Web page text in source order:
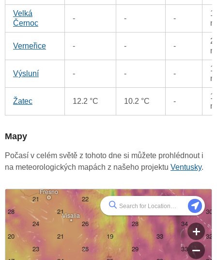
Velká
Černoc
- - -
Verneřice - - -
Výsluní - - -
Žatec 12.2 °C 10.2 °C -
Mapy
Počasí v celém světě z tohoto dne si můžete prohlédnout i
na meteorologických mapách z našeho projektu Ventusky.